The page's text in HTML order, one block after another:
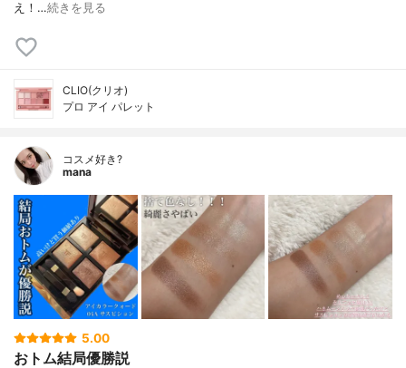
え！…続きを見る
CLIO(クリオ)
プロ アイ パレット
コスメ好き?
mana
5.00
おトム結局優勝説